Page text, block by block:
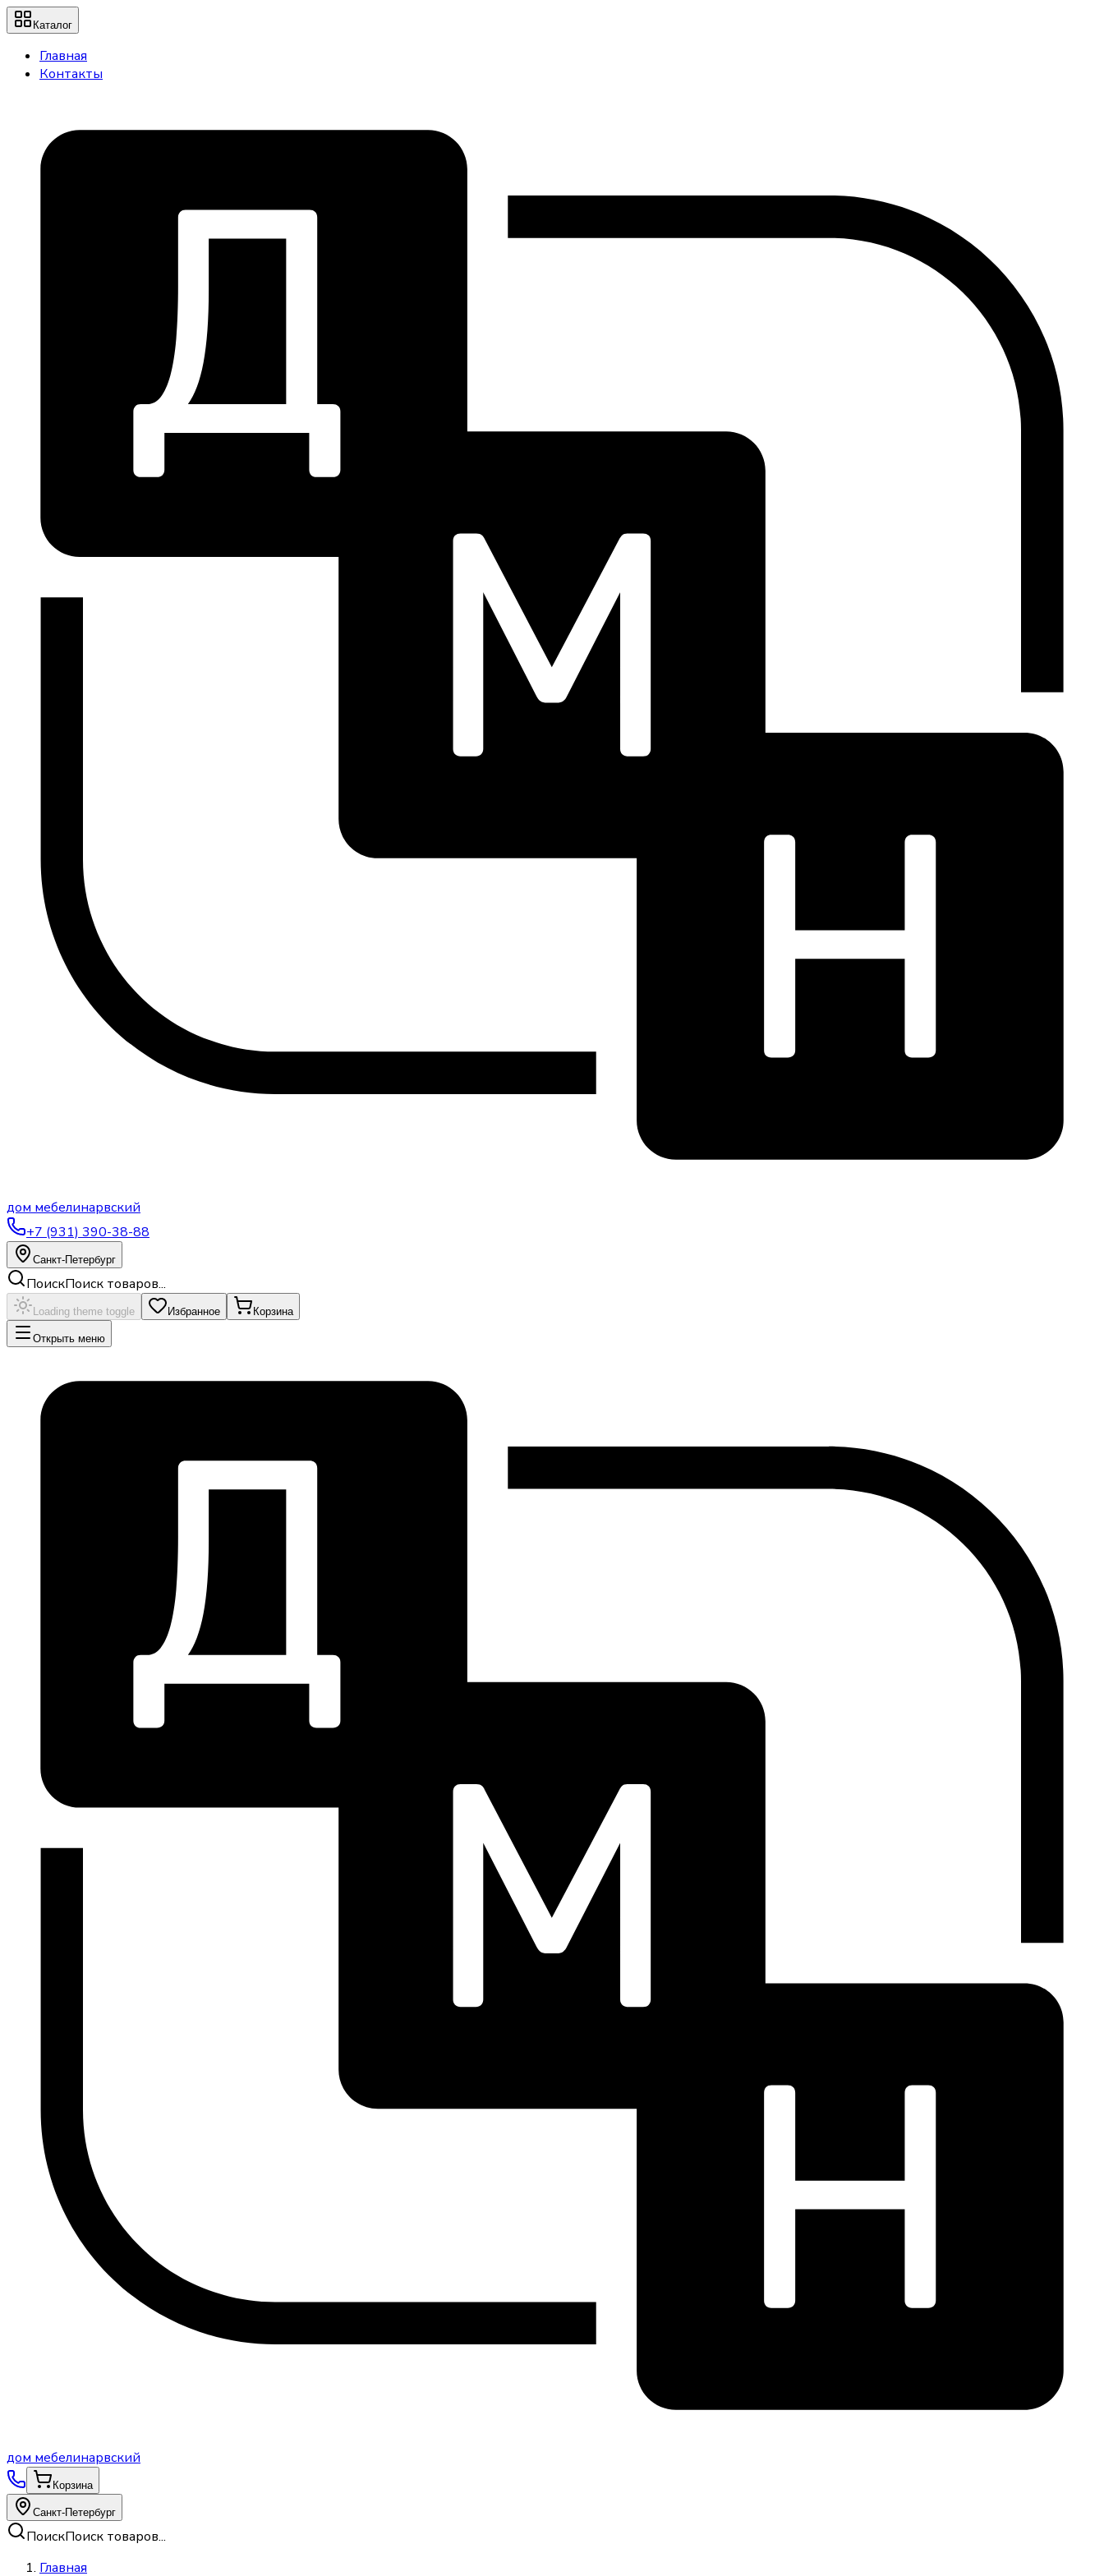
Каталог
Главная
Контакты
дом мебелинарвский
+7 (931) 390-38-88
Санкт-Петербург
ПоискПоиск товаров...
Loading theme toggle Избранное Корзина
Открыть меню
доммебелинарвский
Корзина
Санкт-Петербург
ПоискПоиск товаров...
Главная